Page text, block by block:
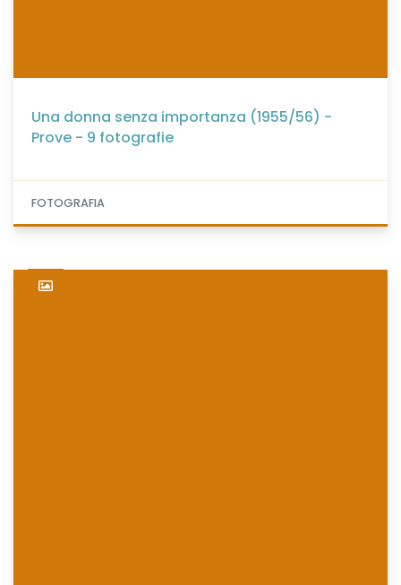
Una donna senza importanza (1955/56) -
Prove - 9 fotografie
FOTOGRAFIA